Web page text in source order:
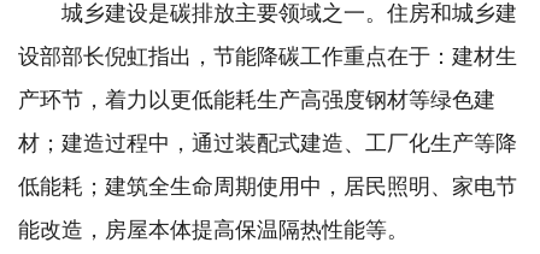
城乡建设是碳排放主要领域之一。住房和城乡建
设部部长倪虹指出，节能降碳工作重点在于：建材生
产环节，着力以更低能耗生产高强度钢材等绿色建
材；建造过程中，通过装配式建造、工厂化生产等降
低能耗；建筑全生命周期使用中，居民照明、家电节
能改造，房屋本体提高保温隔热性能等。